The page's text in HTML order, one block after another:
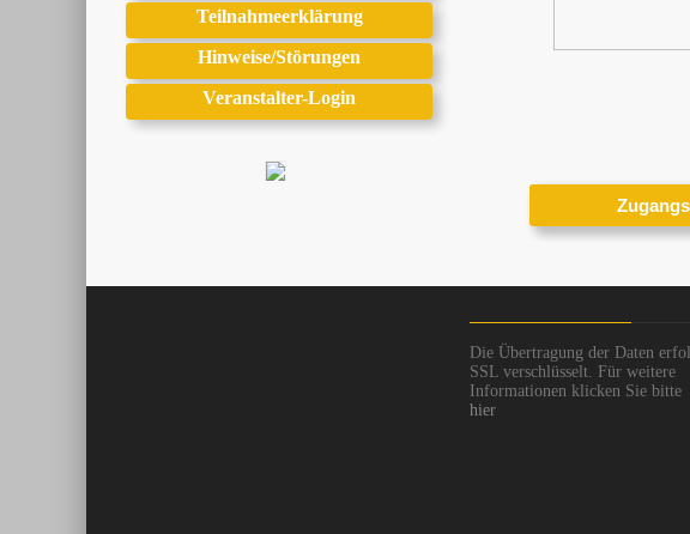
Teilnahmeerklärung
Hinweise/Störungen
Veranstalter-Login
Die Übertragung der Daten
SSL verschlüsselt. Für weitere
Informationen klicken Sie bitte
hier